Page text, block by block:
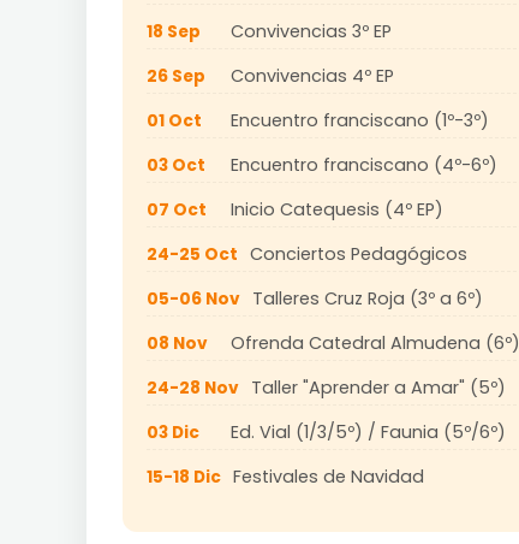
18 Sep Convivencias 3º EP
26 Sep Convivencias 4º EP
01 Oct Encuentro franciscano (1º-3º)
03 Oct Encuentro franciscano (4º-6º)
07 Oct Inicio Catequesis (4º EP)
24-25 Oct Conciertos Pedagógicos
05-06 Nov Talleres Cruz Roja (3º a 6º)
08 Nov Ofrenda Catedral Almudena (6º)
24-28 Nov Taller "Aprender a Amar" (5º)
03 Dic Ed. Vial (1/3/5º) / Faunia (5º/6º)
15-18 Dic Festivales de Navidad